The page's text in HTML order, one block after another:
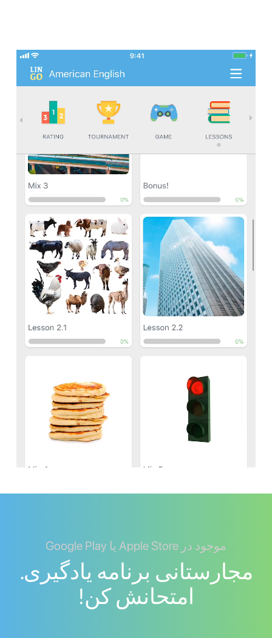
موجود در Apple Store یا Google Play
مجارستانی برنامه یادگیری.
امتحانش کن!